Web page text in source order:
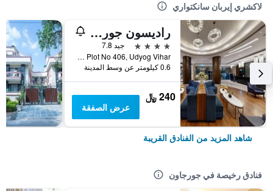
لاكشري إيربان سانكتواري
راديسون جوروجرام يوديوج فيهار
4 نجوم
جيد 7.8
Adjacent To Plot No 406, Udyog Vihar, جورجاون, الهند
0.6 كيلومتر عن وسط المدينة
240 ﷼
عرض الصفقة
شاهد المزيد من الفنادق القريبة
فنادق رخيصة في جورجاون